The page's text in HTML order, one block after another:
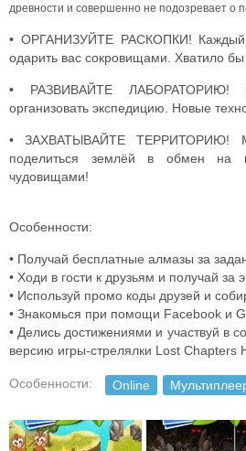
древности и совершенно не подозревает о
• ОРГАНИЗУЙТЕ РАСКОПКИ! Каждый
одарить вас сокровищами. Хватило бы
• РАЗВИВАЙТЕ ЛАБОРАТОРИЮ!
организовать экспедицию. Новые
• ЗАХВАТЫВАЙТЕ ТЕРРИТОРИЮ!
поделиться землёй в обмен
чудовищами!
Особенности:
• Получай бесплатные алмазы за
• Ходи в гости к друзьям и получай за
• Используй промо коды друзей и
• Знакомься при помощи Facebook и
• Делись достижениями и участвуй в
версию игры-стрелялки Lost Chapters
Особенности: Online